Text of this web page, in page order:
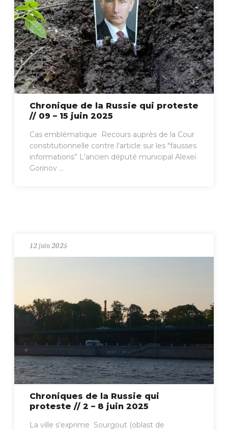
Chronique de la Russie qui proteste
// 09 – 15 juin 2025
Cas emblématique Recours auprès de la Cour
constitutionnelle contre l'article sur les "fausses
informations” L'ancien député municipal Alexeï
Gorinov ...
12 juin 2025
Chroniques de la Russie qui
proteste // 2 – 8 juin 2025
La ville s’exprime Sourgout (oblast de